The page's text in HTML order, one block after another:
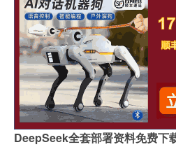
DeepSeek全套部署资料免费下